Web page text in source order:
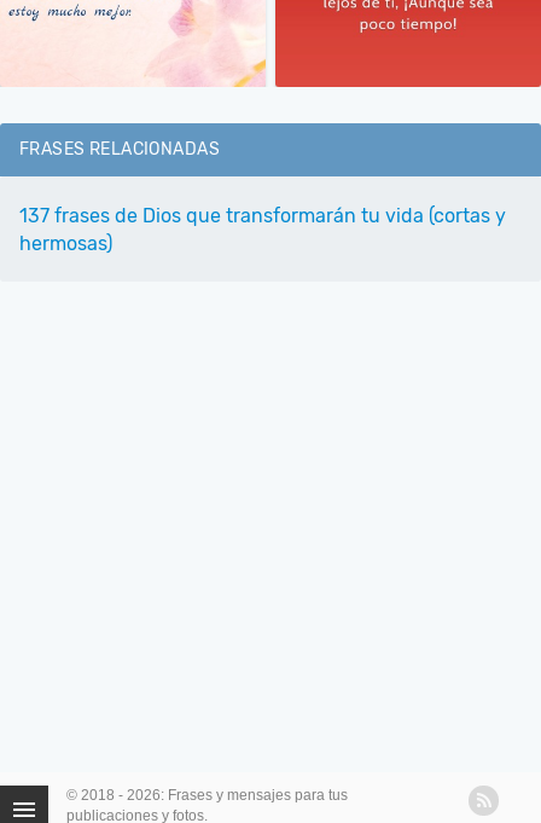
FRASES RELACIONADAS
137 frases de Dios que transformarán tu vida (cortas y
hermosas)
© 2018 - 2026: Frases y mensajes para tus
publicaciones y fotos.